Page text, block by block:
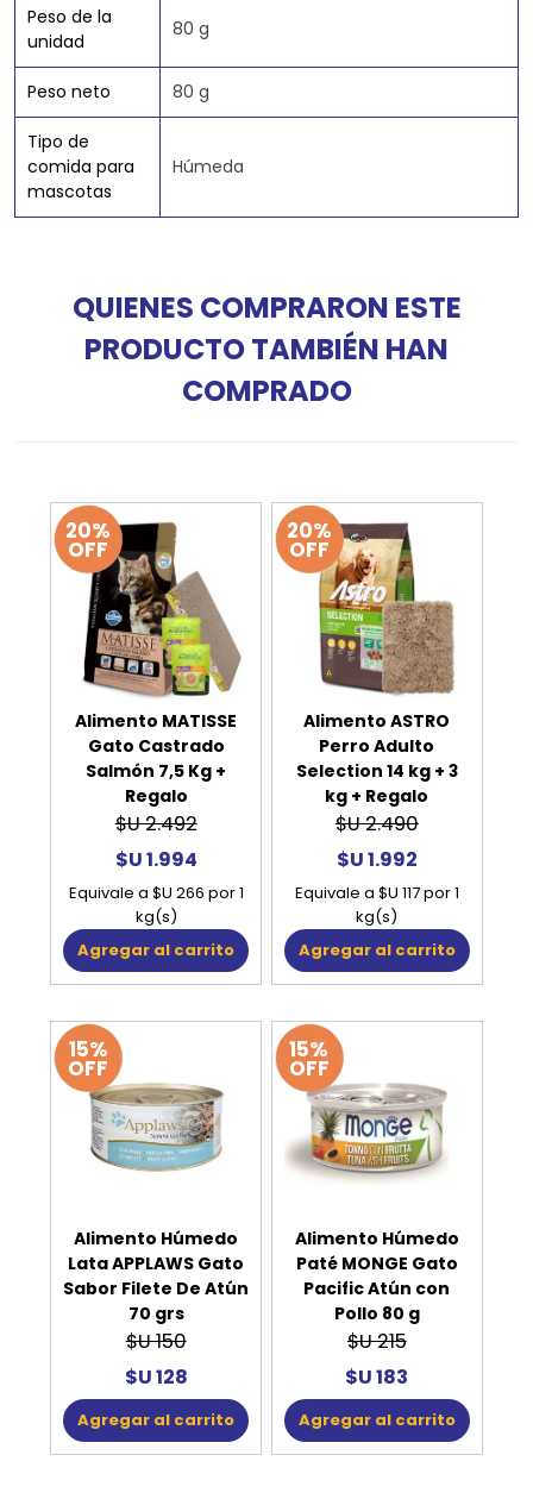
Peso de la
unidad
80 g
Peso neto 80 g
Tipo de
comida para
mascotas
Húmeda
QUIENES COMPRARON ESTE
PRODUCTO TAMBIÉN HAN
COMPRADO
20%
OFF
Alimento MATISSE
Gato Castrado
Salmón 7,5 Kg +
Regalo
$U 2.492
$U 1.994
Equivale a $U 266 por 1
kg(s)
Agregar al carrito
20%
OFF
Alimento ASTRO
Perro Adulto
Selection 14 kg + 3
kg + Regalo
$U 2.490
$U 1.992
Equivale a $U 117 por 1
kg(s)
Agregar al carrito
15%
OFF
Alimento Húmedo
Lata APPLAWS Gato
Sabor Filete De Atún
70 grs
$U 150
$U 128
Agregar al carrito
15%
OFF
Alimento Húmedo
Paté MONGE Gato
Pacific Atún con
Pollo 80 g
$U 215
$U 183
Agregar al carrito